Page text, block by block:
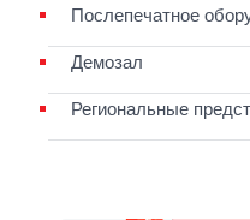
Послепечатное
Демозал
Региональные